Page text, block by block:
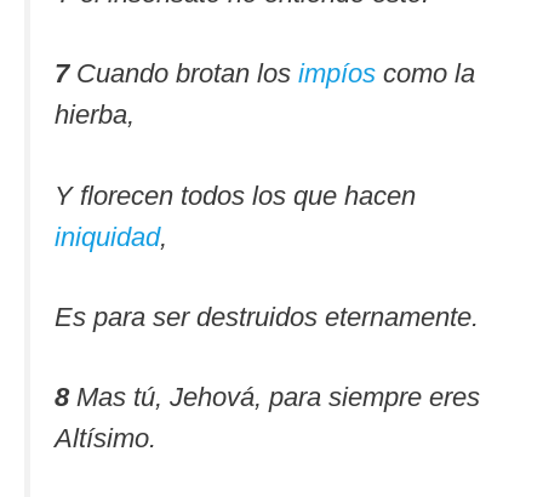
7 Cuando brotan los impíos como la
hierba,
Y florecen todos los que hacen
iniquidad,
Es para ser destruidos eternamente.
8 Mas tú, Jehová, para siempre eres
Altísimo.